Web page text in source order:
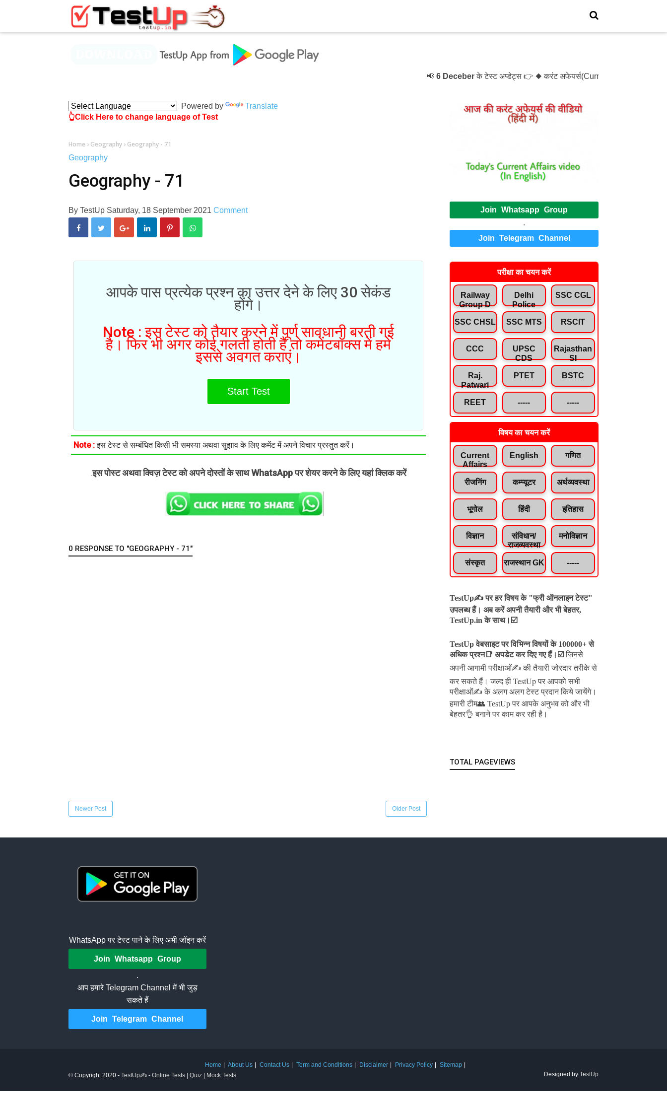
6 Deceberके टेस्ट अप्डेट्स 👉 ◆ करंट अफेयर्स(Current Affairs)- Test- 1214
Powered by
Translate
👆Click Here to change language of Test
Home › Geography › Geography - 71
Geography
Geography - 71
By TestUp Saturday, 18 September 2021 Comment
आपके पास प्रत्येक प्रश्न का उत्तर देने के लिए 30 सेकंड
होंगे।
Note : इस टेस्ट को तैयार करने में पूर्ण सावधानी बरती गई
है। फिर भी अगर कोई गलती होती है तो कमेंटबॉक्स में हमे
इससे अवगत कराएं।
Start Test
Note :इस टेस्ट से सम्बंधित किसी भी समस्या अथवा सुझाव के लिए कमेंट में अपने विचार प्रस्तुत करें।
.इस पोस्ट अथवा क्विज़ टेस्ट को अपने दोस्तों के साथ WhatsApp पर शेयर करने के लिए यहां क्लिक करें
0 RESPONSE TO "GEOGRAPHY - 71"
Newer Post Older Post
Join Whatsapp Group
.
Join Telegram Channel
परीक्षा का चयन करें
Railway
Group D
Delhi
Police
SSC CGL
SSC CHSL SSC MTS RSCIT
CCC
UPSC
CDS
Rajasthan
SI
Raj.
Patwari
PTET BSTC
REET ----- -----
विषय का चयन करें
Current
Affairs
English गणित
रीजनिंग कम्प्यूटर अर्थव्यवस्था
भूगोल हिंदी इतिहास
विज्ञान
संविधान/
राजव्यवस्था
मनोविज्ञान
संस्कृत राजस्थान GK -----
TestUp✍️ पर हर विषय के "फ्री ऑनलाइन टेस्ट"
उपलब्ध हैं। अब करें अपनी तैयारी और भी बेहतर,
TestUp.in के साथ।☑️
TestUp वेबसाइट पर विभिन्न विषयों के 100000+ से
अधिक प्रश्न📑 अपडेट कर दिए गए हैं। ☑️ जिनसे
अपनी आगामी परीक्षाओं✍️ की तैयारी जोरदार तरीके से
कर सकते हैं।जल्द ही TestUp पर आपको सभी
परीक्षाओं✍️ के अलग अलग टेस्ट प्रदान किये जायेंगे।
हमारी टीम👥 TestUp पर आपके अनुभव को और भी
बेहतर👌 बनाने पर काम कर रही है।
TOTAL PAGEVIEWS
WhatsApp पर टेस्ट पाने के लिए अभी जॉइन करें
Join Whatsapp Group
.
आप हमारे Telegram Channel में भी जुड़
सकते हैं
Join Telegram Channel
Home About Us Contact Us Term and Conditions Disclaimer Privacy Policy
Sitemap
© Copyright 2020 - TestUp✍️ - Online Tests | Quiz | Mock Tests Designed by TestUp